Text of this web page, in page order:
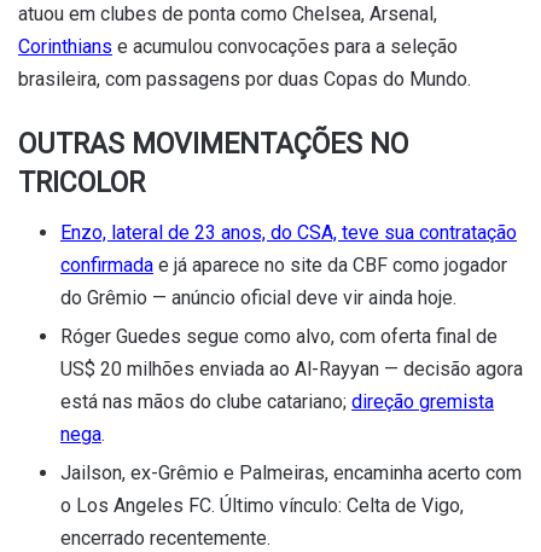
atuou em clubes de ponta como Chelsea, Arsenal,
Corinthians e acumulou convocações para a seleção
brasileira, com passagens por duas Copas do Mundo.
OUTRAS MOVIMENTAÇÕES NO
TRICOLOR
Enzo, lateral de 23 anos, do CSA, teve sua contratação
confirmada e já aparece no site da CBF como jogador
do Grêmio — anúncio oficial deve vir ainda hoje.
Róger Guedes segue como alvo, com oferta final de
US$ 20 milhões enviada ao Al-Rayyan — decisão agora
está nas mãos do clube catariano; direção gremista
nega.
Jailson, ex-Grêmio e Palmeiras, encaminha acerto com
o Los Angeles FC. Último vínculo: Celta de Vigo,
encerrado recentemente.